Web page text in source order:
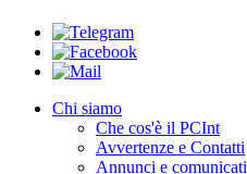
Chi siamo
Che cos'è il PCInt
Avvertenze e Contatti
Annunci e comunicati